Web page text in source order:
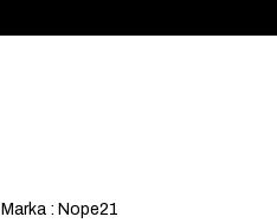
Marka : Nope21